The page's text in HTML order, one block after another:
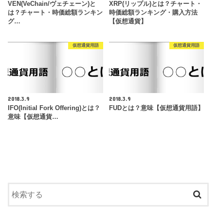
VEN(VeChain/ヴェチェーン)と
は？チャート・時価総額ランキン
グ…
XRP(リップル)とは？チャート・
時価総額ランキング・購入方法
【仮想通貨】
仮想通貨用語
2018.3.9
IFO(Initial Fork Offering)とは？
意味【仮想通貨…
仮想通貨用語
2018.3.9
FUDとは？意味【仮想通貨用語】